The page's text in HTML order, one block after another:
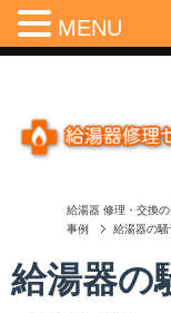
給湯器 修理・交換
事例
給湯器の
給湯器の
MENU
Menu